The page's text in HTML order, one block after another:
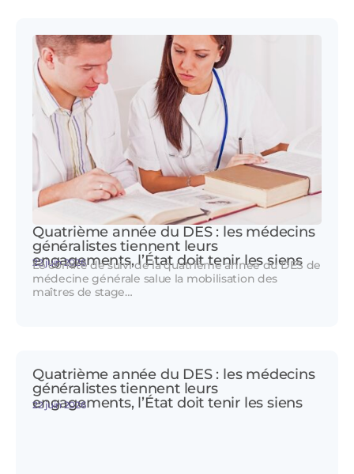
Quatrième année du DES : les médecins
généralistes tiennent leurs
engagements, l’État doit tenir les siens
22 juin 2026
Le comité de suivi de la quatrième année du DES de
médecine générale salue la mobilisation des
maîtres de stage…
Quatrième année du DES : les médecins
généralistes tiennent leurs
engagements, l’État doit tenir les siens
22 juin 2026